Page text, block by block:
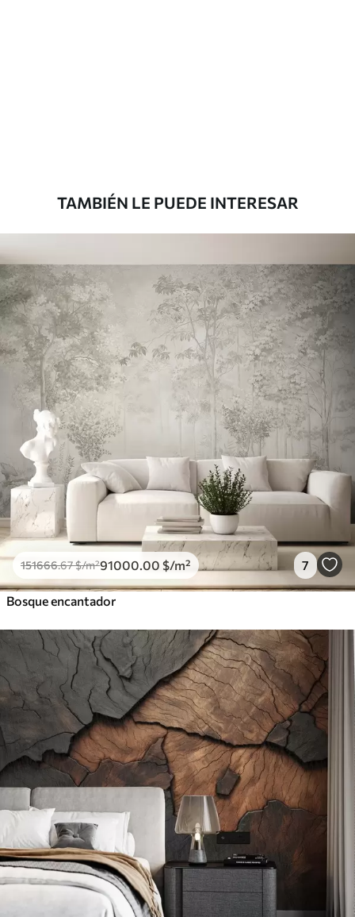
Vinilo Premium
199833.33119900.00$/m²
TAMBIÉN LE PUEDE INTERESAR
151666.67$/m²91000 .00 $/m² 7
Bosque encantador